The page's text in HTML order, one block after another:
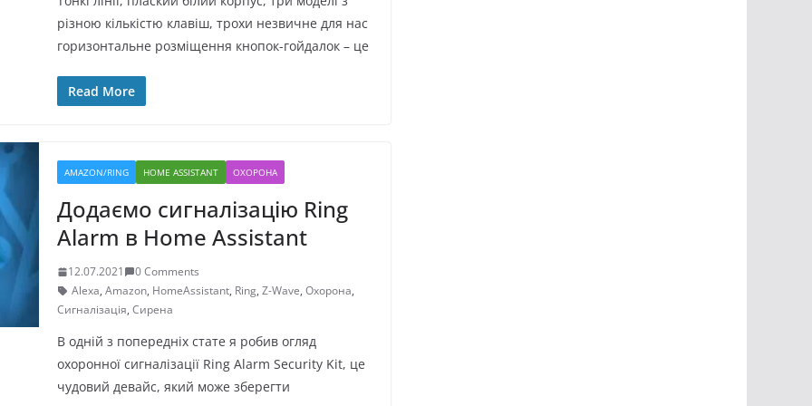
різною кількістю клавіш, трохи незвичне для нас
горизонтальне розміщення кнопок-гойдалок – це
Read More
AMAZON/RING HOME ASSISTANT ОХОРОНА
Додаємо сигналізацію Ring
Alarm в Home Assistant
12.07.2021
0 Comments
Alexa, Amazon, HomeAssistant, Ring, Z-Wave, Охорона,
Сигналізація, Сирена
В одній з попередніх стате я робив огляд
охоронної сигналізації Ring Alarm Security Kit, це
чудовий девайс, який може зберегти